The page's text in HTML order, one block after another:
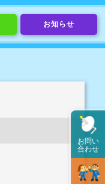
お知らせ
お問い
合わせ